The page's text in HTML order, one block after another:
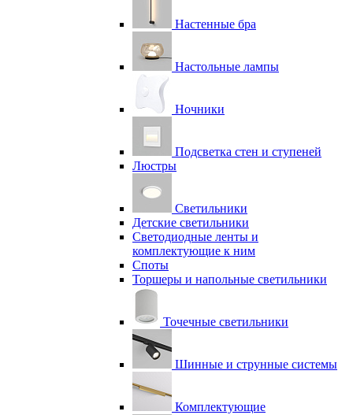
Настенные бра
Настольные лампы
Ночники
Подсветка стен и ступеней
Люстры
Светильники
Детские светильники
Светодиодные ленты и
комплектующие к ним
Споты
Торшеры и напольные светильники
Точечные светильники
Шинные и струнные системы
Комплектующие